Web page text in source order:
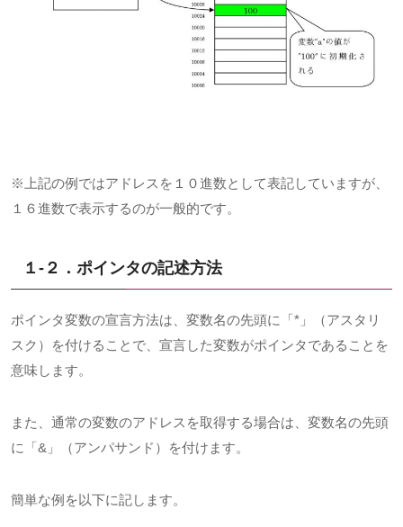
※上記の例ではアドレスを１０進数として表記していますが、
１６進数で表示するのが一般的です。
１-２．ポインタの記述方法
ポインタ変数の宣言方法は、変数名の先頭に「*」（アスタリ
スク）を付けることで、宣言した変数がポインタであることを
意味します。
また、通常の変数のアドレスを取得する場合は、変数名の先頭
に「&」（アンパサンド）を付けます。
簡単な例を以下に記します。